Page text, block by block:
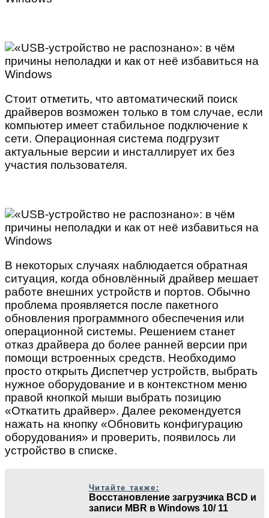
Стоит отметить, что автоматический поиск
драйверов возможен только в том случае, если
компьютер имеет стабильное подключение к
сети. Операционная система подгрузит
актуальные версии и инсталлирует их без
участия пользователя.
В некоторых случаях наблюдается обратная
ситуация, когда обновлённый драйвер мешает
работе внешних устройств и портов. Обычно
проблема проявляется после пакетного
обновления программного обеспечения или
операционной системы. Решением станет
отказ драйвера до более ранней версии при
помощи встроенных средств. Необходимо
просто открыть Диспетчер устройств, выбрать
нужное оборудование и в контекстном меню
правой кнопкой мыши выбрать позицию
«Откатить драйвер». Далее рекомендуется
нажать на кнопку «Обновить конфигурацию
оборудования» и проверить, появилось ли
устройство в списке.
Читайте также:
Восстановление загрузчика BCD и
записи MBR в Windows 10/ 11